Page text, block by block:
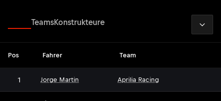
TeamsKonstrukteure
Pos Fahrer Team
1 Jorge Martin Aprilia Racing